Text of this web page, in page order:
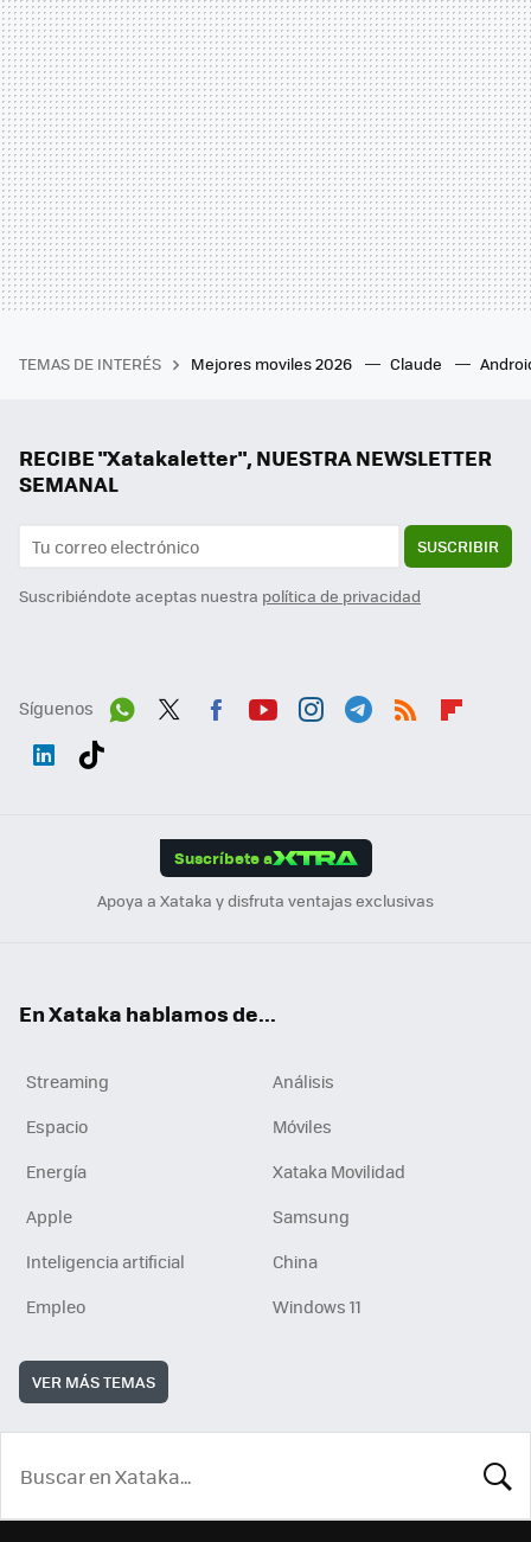
TEMAS DE INTERÉS Mejores moviles 2026 Claude
RECIBE "Xatakaletter", NUESTRA NEWSLETTER
SEMANAL
SUSCRIBIR
Suscribiéndote aceptas nuestra política de privacidad
Síguenos
Suscríbete a
Apoya a Xataka y disfruta ventajas exclusivas
En Xataka hablamos de...
Streaming
Análisis
Espacio
Móviles
Energía
Xataka Movilidad
Apple
Samsung
Inteligencia artificial
China
Empleo
Windows 11
VER MÁS TEMAS